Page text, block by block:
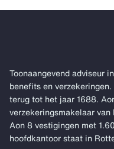
Toonaangevend adviseur
benefits en
terug tot het jaar 1688.
verzekeringsmakelaar
Aon 8 vestigingen met
hoofdkantoor staat in